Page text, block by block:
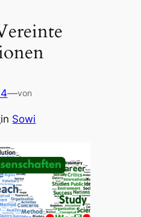
—von
in Sowi